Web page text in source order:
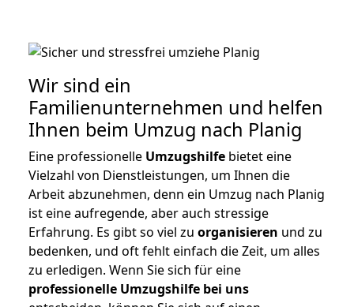
Wir sind ein
Familienunternehmen und helfen
Ihnen beim Umzug nach Planig
Eine professionelle Umzugshilfe bietet eine
Vielzahl von Dienstleistungen, um Ihnen die
Arbeit abzunehmen, denn ein Umzug nach Planig
ist eine aufregende, aber auch stressige
Erfahrung. Es gibt so viel zu organisieren und zu
bedenken, und oft fehlt einfach die Zeit, um alles
zu erledigen. Wenn Sie sich für eine
professionelle Umzugshilfe bei uns